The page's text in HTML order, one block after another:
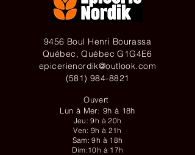
9456 Boul Henri Bourassa
Québec, Québec G1G4E6
epicerienordik@outlook.com
(581) 984-8821
Ouvert
Lun à Mer: 9h à 18h
Jeu: 9h à 20h
Ven: 9h à 21h
Sam: 9h à 18h
Dim:10h à 17h